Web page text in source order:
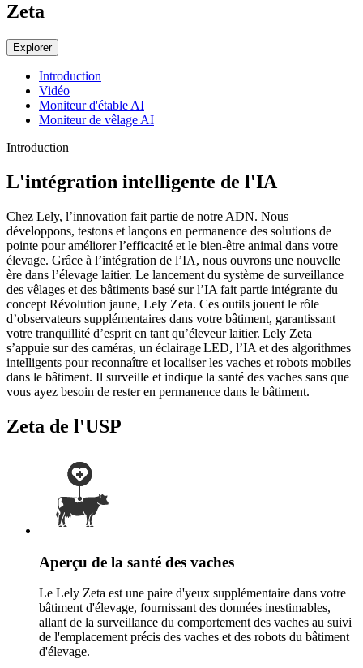
Zeta
Explorer
Introduction
Vidéo
Moniteur d'étable AI
Moniteur de vêlage AI
Introduction
L'intégration intelligente de l'IA
Chez Lely, l’innovation fait partie de notre ADN. Nous
développons, testons et lançons en permanence des solutions de
pointe pour améliorer l’efficacité et le bien-être animal dans votre
élevage. Grâce à l’intégration de l’IA, nous ouvrons une nouvelle
ère dans l’élevage laitier. Le lancement du système de surveillance
des vêlages et des bâtiments basé sur l’IA fait partie intégrante du
concept Révolution jaune, Lely Zeta. Ces outils jouent le rôle
d’observateurs supplémentaires dans votre bâtiment, garantissant
votre tranquillité d’esprit en tant qu’éleveur laitier. Lely Zeta
s’appuie sur des caméras, un éclairage LED, l’IA et des algorithmes
intelligents pour reconnaître et localiser les vaches et robots mobiles
dans le bâtiment. Il surveille et indique la santé des vaches sans que
vous ayez besoin de rester en permanence dans le bâtiment.
Zeta de l'USP
Aperçu de la santé des vaches
Le Lely Zeta est une paire d'yeux supplémentaire dans votre
bâtiment d'élevage, fournissant des données inestimables,
allant de la surveillance du comportement des vaches au suivi
de l'emplacement précis des vaches et des robots du bâtiment
d'élevage.